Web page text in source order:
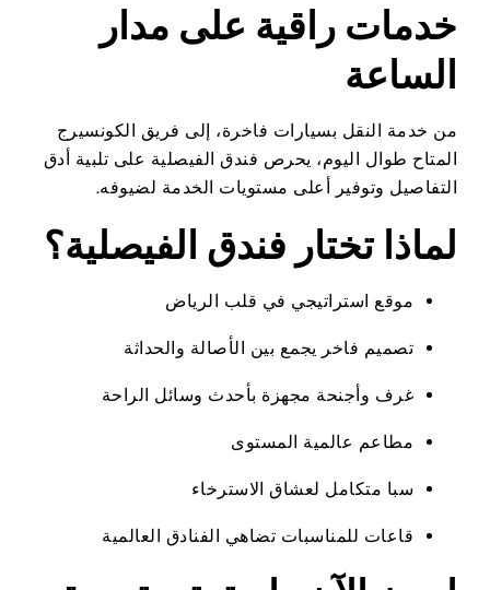
خدمات راقية على مدار
الساعة
من خدمة النقل بسيارات فاخرة، إلى فريق الكونسيرج
المتاح طوال اليوم، يحرص فندق الفيصلية على تلبية أدق
التفاصيل وتوفير أعلى مستويات الخدمة لضيوفه.
لماذا تختار فندق الفيصلية؟
موقع استراتيجي في قلب الرياض
تصميم فاخر يجمع بين الأصالة والحداثة
غرف وأجنحة مجهزة بأحدث وسائل الراحة
مطاعم عالمية المستوى
سبا متكامل لعشاق الاسترخاء
قاعات للمناسبات تضاهي الفنادق العالمية